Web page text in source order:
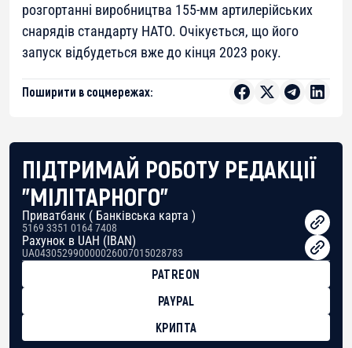
розгортанні виробництва 155-мм артилерійських
снарядів стандарту НАТО. Очікується, що його
запуск відбудеться вже до кінця 2023 року.
Поширити в соцмережах:
ПІДТРИМАЙ РОБОТУ РЕДАКЦІЇ
"МІЛІТАРНОГО"
Приватбанк ( Банківська карта )
5169 3351 0164 7408
Рахунок в UAH (IBAN)
UA043052990000026007015028783
PATREON
PAYPAL
КРИПТА